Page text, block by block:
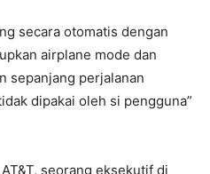
secara otomatis dengan
airplane mode dan
sepanjang perjalanan
dipakai oleh si pengguna”
seorang eksekutif di